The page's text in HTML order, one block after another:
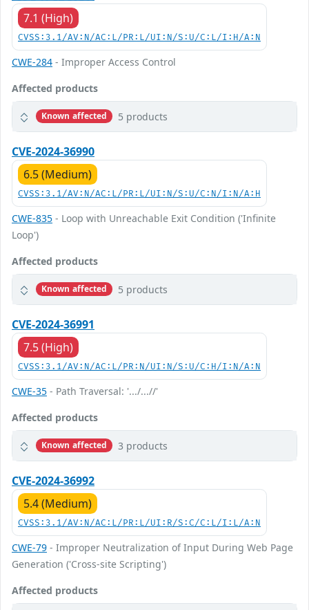
7.1 (High)
CVSS:3.1/AV:N/AC:L/PR:L/UI:N/S:U/C:L/I:H/A:N
CWE-284 - Improper Access Control
Affected products
Known affected 5 products
CVE-2024-36990
6.5 (Medium)
CVSS:3.1/AV:N/AC:L/PR:L/UI:N/S:U/C:N/I:N/A:H
CWE-835 - Loop with Unreachable Exit Condition ('Infinite
Loop')
Affected products
Known affected 5 products
CVE-2024-36991
7.5 (High)
CVSS:3.1/AV:N/AC:L/PR:N/UI:N/S:U/C:H/I:N/A:N
CWE-35 - Path Traversal: '.../...//'
Affected products
Known affected 3 products
CVE-2024-36992
5.4 (Medium)
CVSS:3.1/AV:N/AC:L/PR:L/UI:R/S:C/C:L/I:L/A:N
CWE-79 - Improper Neutralization of Input During Web Page
Generation ('Cross-site Scripting')
Affected products